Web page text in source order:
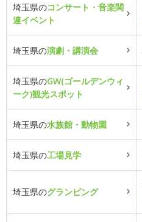
埼玉県のコンサート・音楽関
連イベント
埼玉県の演劇・講演会
埼玉県のGW(ゴールデンウィ
ーク)観光スポット
埼玉県の水族館・動物園
埼玉県の工場見学
埼玉県のグランピング